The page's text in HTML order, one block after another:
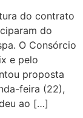
do contrato
do
O Consórcio
e pelo
proposta
feira (22),
ao […]